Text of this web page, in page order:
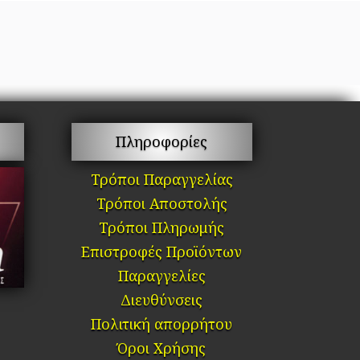
Πληροφορίες
Τρόποι Παραγγελίας
Τρόποι Αποστολής
Τρόποι Πληρωμής
Επιστροφές Προϊόντων
Παραγγελίες
Διευθύνσεις
Πολιτική απορρήτου
Όροι Χρήσης